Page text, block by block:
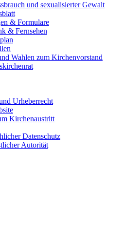
und sexualisierter Gewalt
& Formulare
& Fernsehen
Wahlen zum Kirchenvorstand
Urheberrecht
Kirchenaustritt
Datenschutz
Autorität